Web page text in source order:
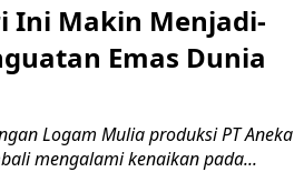
Ini Makin Menjadi-
Emas Dunia
Logam Mulia produksi PT Aneka
mengalami kenaikan pada...